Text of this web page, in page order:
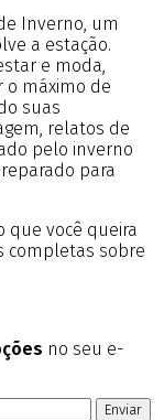
Inverno, um
a estação.
e moda,
o máximo de
suas
relatos de
pelo inverno
para
que você queira
completas sobre
no seu e-
Enviar